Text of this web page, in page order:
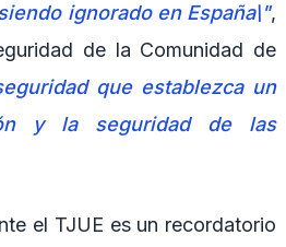
ignorado en España\",
de la Comunidad de
que establezca un
y la seguridad de las
el TJUE es un recordatorio